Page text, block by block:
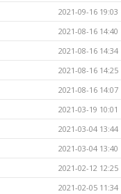
2021-09-16 19:03
2021-08-16 14:40
2021-08-16 14:34
2021-08-16 14:25
2021-08-16 14:07
2021-03-19 10:01
2021-03-04 13:44
2021-03-04 13:40
2021-02-12 12:25
2021-02-05 11:34